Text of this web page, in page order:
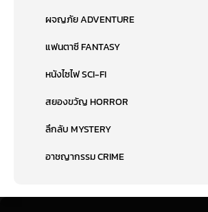
ผจญภัย ADVENTURE
แฟนตาซี FANTASY
หนังไซไฟ SCI-FI
สยองขวัญ HORROR
ลึกลับ MYSTERY
อาชญากรรม CRIME